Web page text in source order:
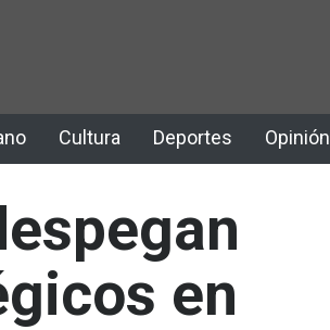
Cultura Deportes Opinión
en